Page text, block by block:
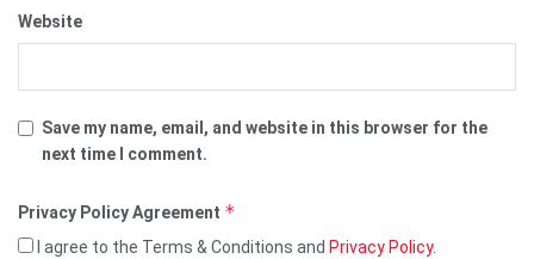
Website
Save my name, email, and website in this browser for the
next time I comment.
Privacy Policy Agreement *
I agree to the Terms & Conditions and Privacy Policy.